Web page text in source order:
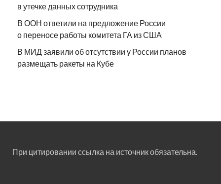
в утечке данных сотрудника
В ООН ответили на предложение России
о переносе работы комитета ГА из США
В МИД заявили об отсутствии у России планов
размещать ракеты на Кубе
При цитировании ссылка на источник обязательна.